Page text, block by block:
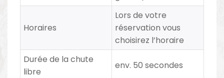
Horaires
Lors de votre
réservation vous
choisirez l’horaire
Durée de la chute
libre
env. 50 secondes